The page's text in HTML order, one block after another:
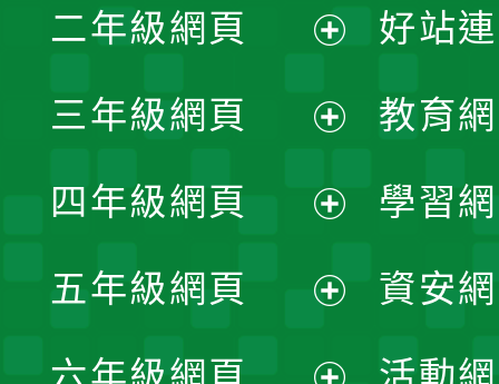
開
選
單
二年級網頁
開
選
單
三年級網頁
開
選
單
四年級網頁
開
五年級網頁
六年級網頁
好站
教育
學習
資安
活動